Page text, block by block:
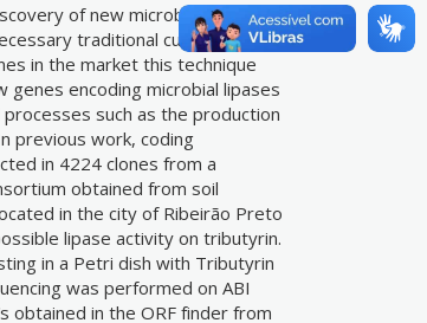
of new microbial genes
traditional cultivation
in the market this technique
encoding microbial lipases
such as the production
previous work, coding
in 4224 clones from a
obtained from soil
in the city of Ribeirão Preto
lipase activity on tributyrin.
in a Petri dish with Tributyrin
was performed on ABI
obtained in the ORF finder from